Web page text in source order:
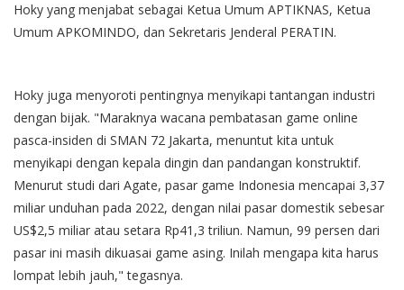
Hoky yang menjabat sebagai Ketua Umum APTIKNAS, Ketua
Umum APKOMINDO, dan Sekretaris Jenderal PERATIN.
Hoky juga menyoroti pentingnya menyikapi tantangan industri
dengan bijak. "Maraknya wacana pembatasan game online
pasca-insiden di SMAN 72 Jakarta, menuntut kita untuk
menyikapi dengan kepala dingin dan pandangan konstruktif.
Menurut studi dari Agate, pasar game Indonesia mencapai 3,37
miliar unduhan pada 2022, dengan nilai pasar domestik sebesar
US$2,5 miliar atau setara Rp41,3 triliun. Namun, 99 persen dari
pasar ini masih dikuasai game asing. Inilah mengapa kita harus
lompat lebih jauh," tegasnya.